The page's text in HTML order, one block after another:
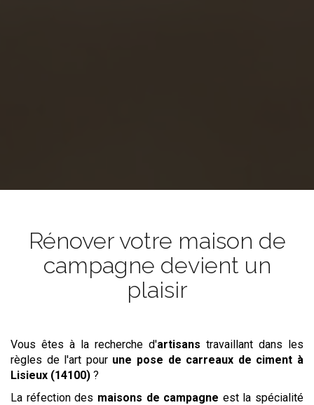
Rénover votre maison de
campagne devient un
plaisir
Vous êtes à la recherche d'artisans travaillant dans les
règles de l'art pour une pose de carreaux de ciment à
Lisieux (14100) ?
La réfection des maisons de campagne est la spécialité